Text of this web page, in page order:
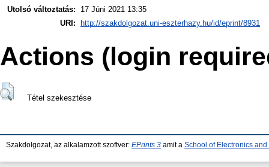
Utolsó változtatás:
17 Júni 2021 13:35
URI:
http://szakdolgozat.uni-eszterhazy.hu/id/eprint/8931
Actions (login
Tétel szekesztése
Szakdolgozat, az alkalamzott szoftver: EPrints 3 amit a School of Electronics